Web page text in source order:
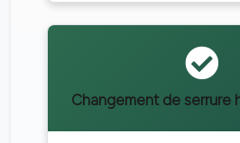
Changement de serrure